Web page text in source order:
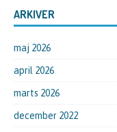
ARKIVER
maj 2026
april 2026
marts 2026
december 2022